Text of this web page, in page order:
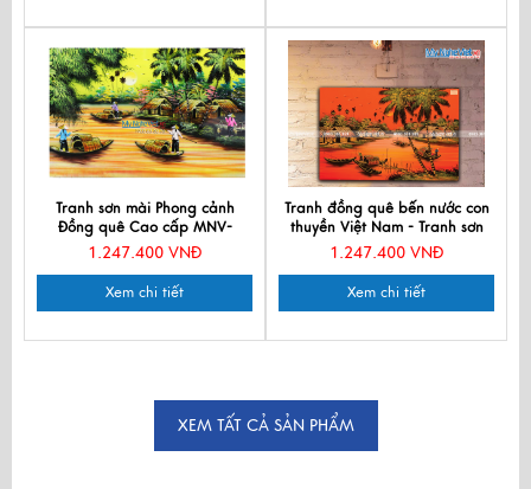
Tranh sơn mài Phong cảnh
Đồng quê Cao cấp MNV-
SMMT01-1
1.247.400 VNĐ
Xem chi tiết
Tranh đồng quê bến nước con
thuyền Việt Nam - Tranh sơn
mài TSM46 -HV01
1.247.400 VNĐ
Xem chi tiết
XEM TẤT CẢ SẢN PHẨM